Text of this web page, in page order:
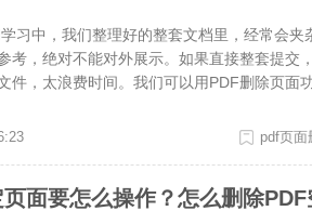
中，我们整理好的整套文档里，经常会夹
考，绝对不能对外展示。如果直接整套提交
件，太浪费时间。我们可以用PDF删除页面
页面工具，让我们一起来看看是怎么操作的
pdf页面
面要怎么操作？怎么删除PDF